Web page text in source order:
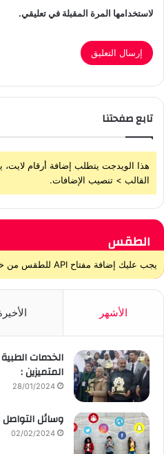
لاستخدامها المرة المقبلة في تعليقي.
تابع صفحتنا
هذا الويدجت يتطلب إضافة أرقام لايت،
القالب > تنصيب الإضافات.
الطقس
يجب عليك إضافة مفتاح API للطقس من خلال صفحة إعدادات القالب > الدمج
الأشهر
الخدمات
المتميزين :
28/01/2024
وسائل
02/02/2024